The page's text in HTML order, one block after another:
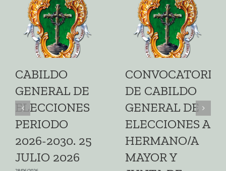
CABILDO
GENERAL DE
ELECCIONES
PERIODO
2026-2030. 25
JULIO 2026
CONVOCATORIA
DE CABILDO
GENERAL DE
ELECCIONES A
HERMANO/A
MAYOR Y